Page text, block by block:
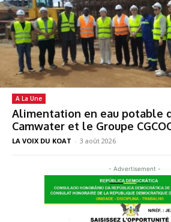
A La Une
Alimentation en eau potable
Camwater et le Groupe
LA VOIX DU KOAT - 3 août 2026
- Advertisement -